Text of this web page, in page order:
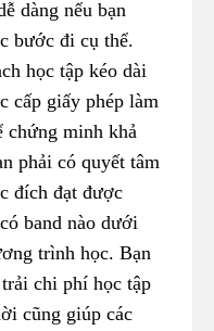
dàng nếu bạn
bước đi cụ thể.
học tập kéo dài
cấp giấy phép làm
chứng minh khả
phải có quyết tâm
đích đạt được
band nào dưới
trình học. Bạn
chi phí học tập
cũng giúp các